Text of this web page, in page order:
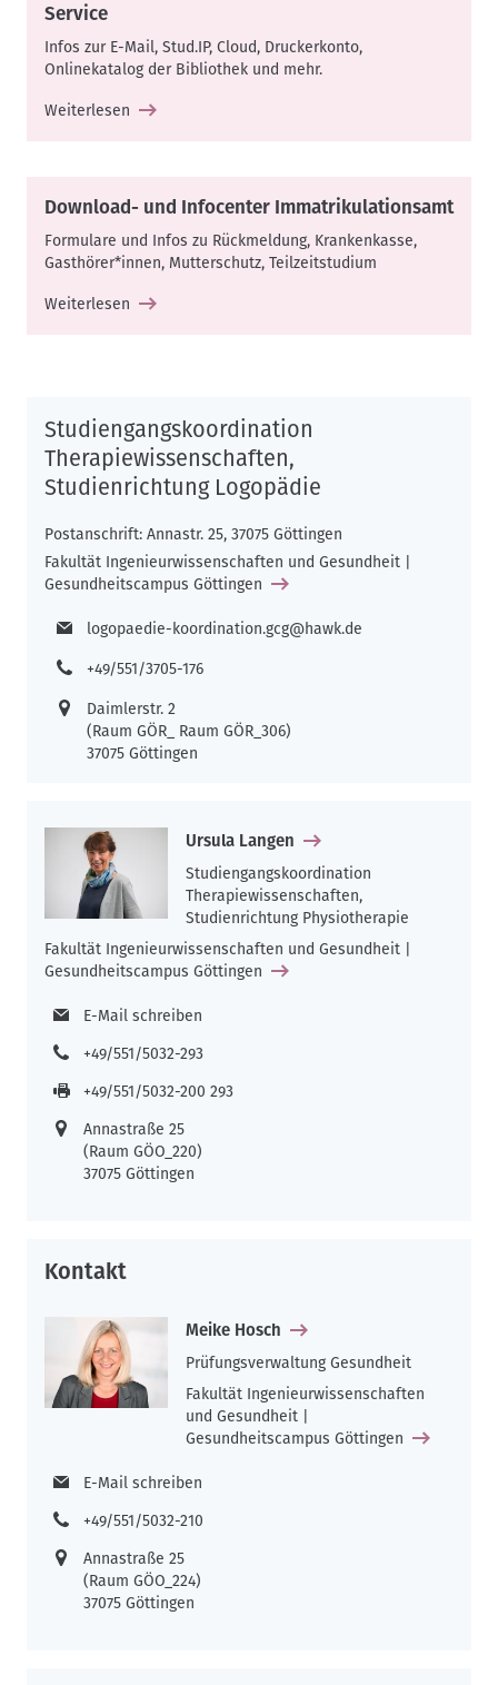
Service
Infos zur E-Mail, Stud.IP, Cloud, Druckerkonto,
Onlinekatalog der Bibliothek und mehr.
Weiterlesen
Download- und Infocenter Immatrikulationsamt
Formulare und Infos zu Rückmeldung, Krankenkasse,
Gasthörer*innen, Mutterschutz, Teilzeitstudium
Weiterlesen
Studiengangskoordination
Therapiewissenschaften,
Studienrichtung Logopädie
Postanschrift: Annastr. 25, 37075 Göttingen
Fakultät Ingenieurwissenschaften und Gesundheit |
Gesundheitscampus Göttingen
logopaedie-koordination.gcg@hawk.de
+49/551/3705-176
Daimlerstr. 2
(Raum GÖR_ Raum GÖR_306)
37075 Göttingen
Ursula Langen
Studiengangskoordination
Therapiewissenschaften,
Studienrichtung Physiotherapie
Fakultät Ingenieurwissenschaften und Gesundheit |
Gesundheitscampus Göttingen
E-Mail schreiben
+49/551/5032-293
+49/551/5032-200 293
Annastraße 25
(Raum GÖO_220)
37075 Göttingen
Kontakt
Meike Hosch
Prüfungsverwaltung Gesundheit
Fakultät Ingenieurwissenschaften
und Gesundheit |
Gesundheitscampus Göttingen
E-Mail schreiben
+49/551/5032-210
Annastraße 25
(Raum GÖO_224)
37075 Göttingen